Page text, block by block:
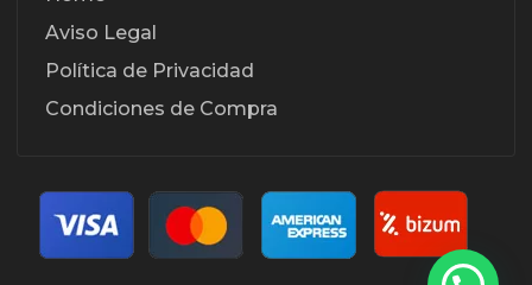
Aviso Legal
Política de Privacidad
Condiciones de Compra